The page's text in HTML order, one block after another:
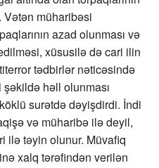
Vətən müharibəsi
azad olunması və
xüsusilə də cari ilin
tədbirlər nəticəsində
həll olunması
surətdə dəyişdirdi. İndi
və müharibə ilə deyil,
ilə təyin olunur. Müvafiq
xalq tərəfindən verilən